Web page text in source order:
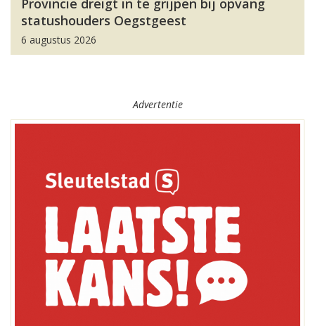
Provincie dreigt in te grijpen bij opvang
statushouders Oegstgeest
6 augustus 2026
Advertentie